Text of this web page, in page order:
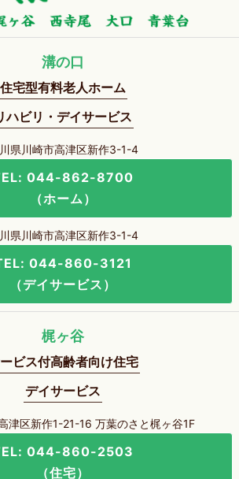
溝の口
住宅型有料老人ホーム
ハビリ・デイサービス
県川崎市高津区新作3-1-4
044-862-8700
（ホーム）
県川崎市高津区新作3-1-4
044-860-3121
（デイサービス）
梶ヶ谷
ビス付高齢者向け住宅
デイサービス
津区新作1-21-16 万葉のさと梶ヶ谷1F
044-860-2503
（住宅）